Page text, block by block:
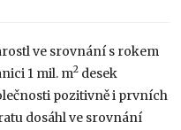
ve srovnání s rokem
1 mil. m2 desek
pozitivně i prvních
dosáhl ve srovnání